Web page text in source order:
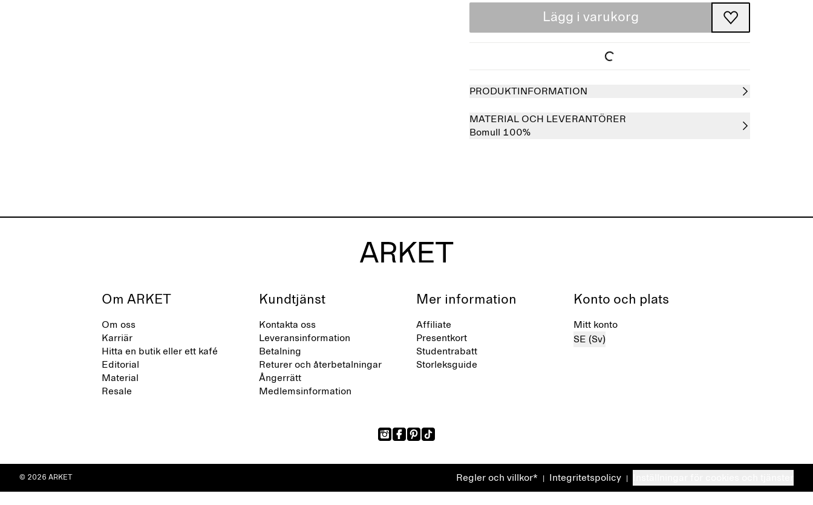
Lägg i varukorg
PRODUKTINFORMATION
MATERIAL OCH LEVERANTÖRER
Bomull 100%
Om ARKET
Om oss
Karriär
Hitta en butik eller ett kafé
Editorial
Material
Resale
Kundtjänst
Kontakta oss
Leveransinformation
Betalning
Returer och återbetalningar
Ångerrätt
Medlemsinformation
Mer information
Affiliate
Presentkort
Studentrabatt
Storleksguide
Konto och plats
Mitt konto
SE (Sv)
Regler och villkor* Integritetspolicy
© 2026 ARKET